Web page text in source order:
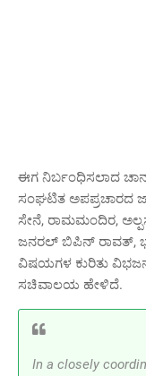
ಈಗ ನಿರ್ಬಂಧಿಸಲಾದ
ಸಂಘಟಿತ ಅಪಪ್ರಚಾರದ
ಸೇನೆ, ರಾಮಮಂದಿರ,
ಜನರಲ್ ಬಿಪಿನ್ ರಾವತ್,
ವಿಷಯಗಳ ಕುರಿತು
ಸಚಿವಾಲಯ ಹೇಳಿದೆ.
In a closely